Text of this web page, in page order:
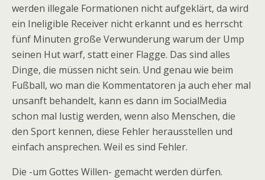
werden illegale Formationen nicht aufgeklärt, da wird
ein Ineligible Receiver nicht erkannt und es herrscht
fünf Minuten große Verwunderung warum der Ump
seinen Hut warf, statt einer Flagge. Das sind alles
Dinge, die müssen nicht sein. Und genau wie beim
Fußball, wo man die Kommentatoren ja auch eher mal
unsanft behandelt, kann es dann im SocialMedia
schon mal lustig werden, wenn also Menschen, die
den Sport kennen, diese Fehler herausstellen und
einfach ansprechen. Weil es sind Fehler.
Die -um Gottes Willen- gemacht werden dürfen.